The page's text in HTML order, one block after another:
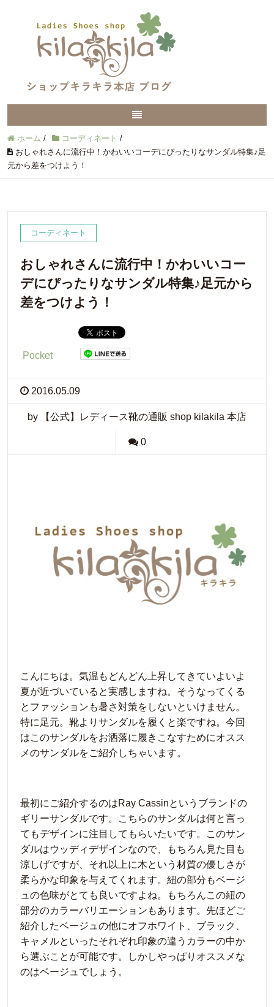
ホーム / コーディネート /
おしゃれさんに流行中！かわいいコーデにぴったりなサンダル特集♪足
元から差をつけよう！
コーディネート
おしゃれさんに流行中！かわいいコー
デにぴったりなサンダル特集♪足元から
差をつけよう！
Pocket
2016.05.09
by 【公式】レディース靴の通販 shop kilakila 本店
0
こんにちは。気温もどんどん上昇してきていよいよ
夏が近づいていると実感しますね。そうなってくる
とファッションも暑さ対策をしないといけません。
特に足元。靴よりサンダルを履くと楽ですね。今回
はこのサンダルをお洒落に履きこなすためにオスス
メのサンダルをご紹介しちゃいます。
最初にご紹介するのはRay Cassinというブランドの
ギリーサンダルです。こちらのサンダルは何と言っ
てもデザインに注目してもらいたいです。このサン
ダルはウッディデザインなので、もちろん見た目も
涼しげですが、それ以上に木という材質の優しさが
柔らかな印象を与えてくれます。紐の部分もベージ
ュの色味がとても良いですよね。もちろんこの紐の
部分のカラーバリエーションもあります。先ほどご
紹介したベージュの他にオフホワイト、ブラック、
キャメルといったそれぞれ印象の違うカラーの中か
ら選ぶことが可能です。しかしやっぱりオススメな
のはベージュでしょう。